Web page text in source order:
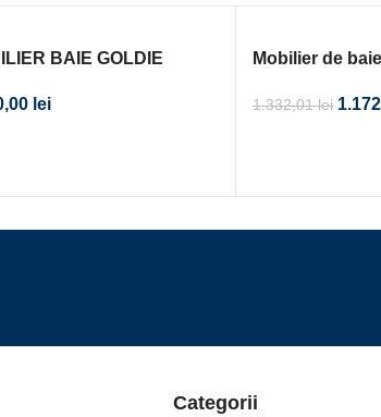
BAIE GOLDIE
lei
Mobilier de
1.332,01lei
Categorii